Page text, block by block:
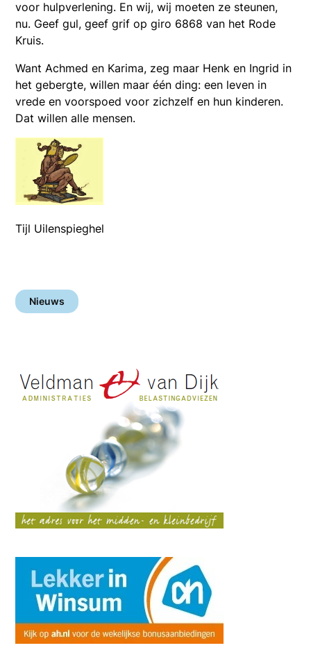
voor hulpverlening. En wij, wij moeten ze steunen,
nu. Geef gul, geef grif op giro 6868 van het Rode
Kruis.
Want Achmed en Karima, zeg maar Henk en Ingrid in
het gebergte, willen maar één ding: een leven in
vrede en voorspoed voor zichzelf en hun kinderen.
Dat willen alle mensen.
Tijl Uilenspieghel
Nieuws